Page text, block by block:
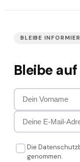
BLEIBE
Bleibe
Die
genommen.